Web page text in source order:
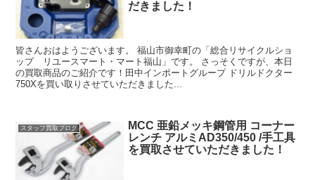
だきました！
皆さんおはようございます。 福山市御幸町の「総合リサイクルショ
ップ リユースマート・マート福山」です。 さっそくですが、本日
の買取商品のご紹介です！田中インポートグループ ドリルドクター
750Xを買い取りさせていただきました...
スタッフ買取ブログ
MCC 亜鉛メッキ鋼管用 コーナー
レンチ アルミAD350/450 /手工具
を買取させていただきました！